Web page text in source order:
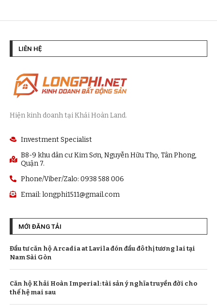
LIÊN HỆ
Hiện kinh doanh tại Khải Hoàn Land.
Investment Specialist
B8-9 khu dân cư Kim Sơn, Nguyễn Hữu Thọ, Tân Phong,
Quận 7.
Phone/Viber/Zalo: 0938 588 006
Email: longphi1511@gmail.com
MỚI ĐĂNG TẢI
Đầu tư căn hộ Arcadia at Lavila đón đầu đô thị tương lai tại
Nam Sài Gòn
Căn hộ Khải Hoàn Imperial: tài sản ý nghĩa truyền đời cho
thế hệ mai sau